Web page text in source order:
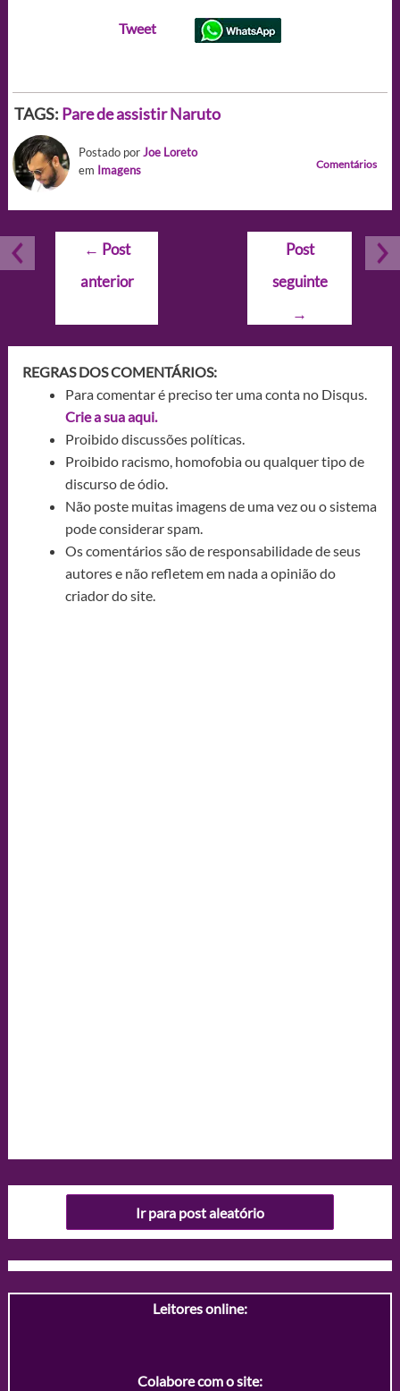
Tweet
TAGS: Pare de assistir Naruto
Postado porJoe Loreto
em Imagens Comentários
Navegação
Post
← Post
anterior
Post
seguinte
→
REGRAS DOS COMENTÁRIOS:
Para comentar é preciso ter uma conta no Disqus.
Crie a sua aqui.
Proibido discussões políticas.
Proibido racismo, homofobia ou qualquer tipo de
discurso de ódio.
Não poste muitas imagens de uma vez ou o sistema
pode considerar spam.
Os comentários são de responsabilidade de seus
autores e não refletem em nada a opinião do
criador do site.
Ir para post aleatório
Leitores online:
Colabore com o site: